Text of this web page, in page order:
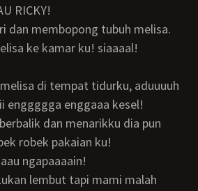
RICKY!
dan membopong tubuh melisa.
ke kamar ku! siaaaal!
enggggga enggaaa kesel!
robek pakaian ku!
ngapaaaain!